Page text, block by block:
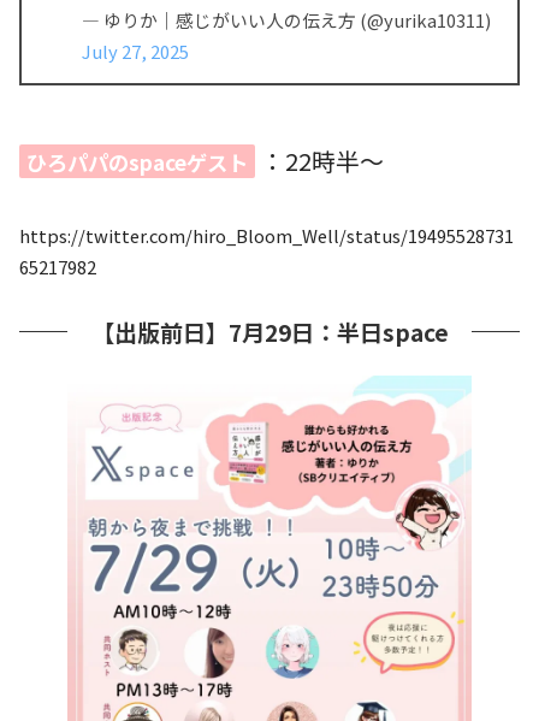
— ゆりか｜感じがいい人の伝え方 (@yurika10311)
July 27, 2025
ひろパパのspaceゲスト ：22時半〜
https://twitter.com/hiro_Bloom_Well/status/19495528731
65217982
【出版前日】7月29日：半日space